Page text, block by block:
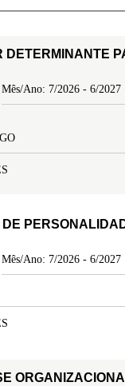
Mês/Ano: 7/2026 - 6/2027
DE
Mês/Ano: 7/2026 - 6/2027